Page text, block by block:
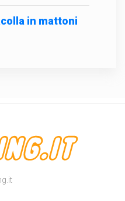
in mattoni